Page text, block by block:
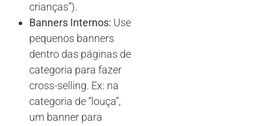
crianças”).
Banners Internos: Use
pequenos banners
dentro das páginas de
categoria para fazer
cross-selling. Ex: na
categoria de “louça”,
um banner para